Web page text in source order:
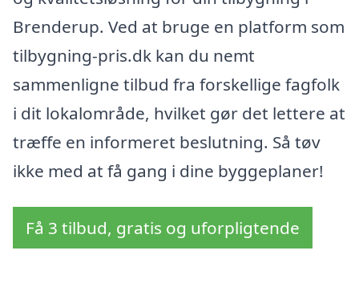
Brenderup. Ved at bruge en platform som
tilbygning-pris.dk kan du nemt
sammenligne tilbud fra forskellige fagfolk
i dit lokalområde, hvilket gør det lettere at
træffe en informeret beslutning. Så tøv
ikke med at få gang i dine byggeplaner!
Få 3 tilbud, gratis og uforpligtende